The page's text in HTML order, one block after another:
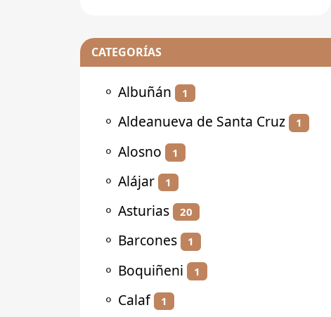
CATEGORÍAS
⚬ Albuñán 1
⚬ Aldeanueva de Santa Cruz 1
⚬ Alosno 1
⚬ Alájar 1
⚬ Asturias 20
⚬ Barcones 1
⚬ Boquiñeni 1
⚬ Calaf 1